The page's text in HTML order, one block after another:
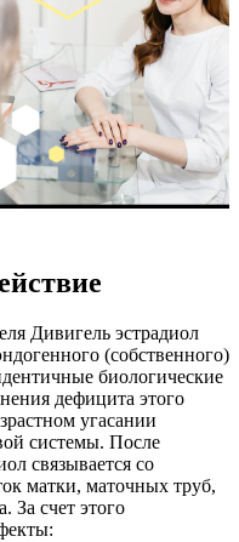
Дивигель эстрадиол
(собственного)
биологические
дефицита этого
угасании
системы. После
связывается со
матки, маточных труб,
За счет этого